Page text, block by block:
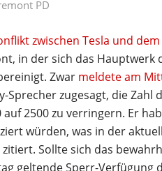
PD
zwischen Tesla und
in der sich das
Zwar meldete am
Sprecher zugesagt, die
auf 2500 zu verringern. Er
würden, was in der
Sollte sich das
geltende Sperr-Verfügung